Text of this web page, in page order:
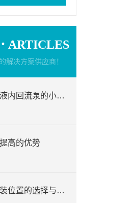
· ARTICLES
解决方案供应商！
选购合适的混合液内回流泵的小技巧
高的优势
混合液回流泵安装位置的选择与注意